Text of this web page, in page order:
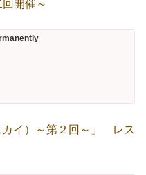
開催～
イ）～第２回～」 レス